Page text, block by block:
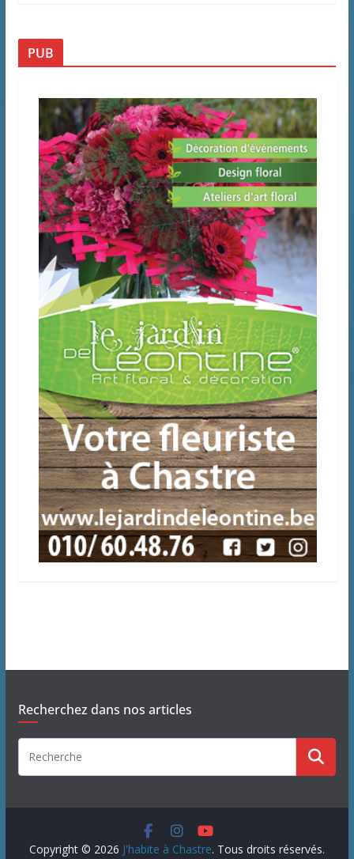
PUB
Recherchez dans nos articles
Copyright © 2026 J'habite à Chastre. Tous droits réservés.